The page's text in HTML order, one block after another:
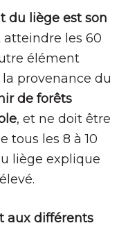
du liège est son
les 60
élément
provenance du
de forêts
, et ne doit être
tous les 8 à 10
liège explique
aux différents